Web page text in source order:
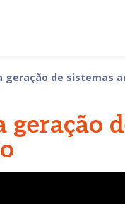
geração de sistemas
geração